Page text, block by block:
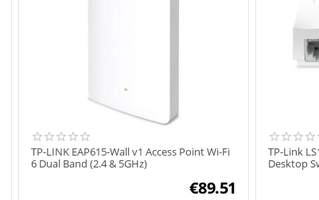
TP-LINK EAP615-Wall v1 Access Point Wi‑Fi
6 Dual Band (2.4 & 5GHz)
€89.51
TP-Link
Desktop